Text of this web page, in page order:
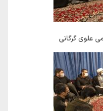
علوی گرگانی